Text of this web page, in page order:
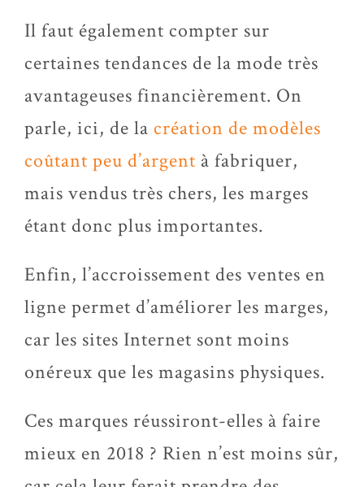
Il faut également compter sur
certaines tendances de la mode très
avantageuses financièrement. On
parle, ici, de la création de modèles
coûtant peu d’argent à fabriquer,
mais vendus très chers, les marges
étant donc plus importantes.
Enfin, l’accroissement des ventes en
ligne permet d’améliorer les marges,
car les sites Internet sont moins
onéreux que les magasins physiques.
Ces marques réussiront-elles à faire
mieux en 2018 ? Rien n’est moins sûr,